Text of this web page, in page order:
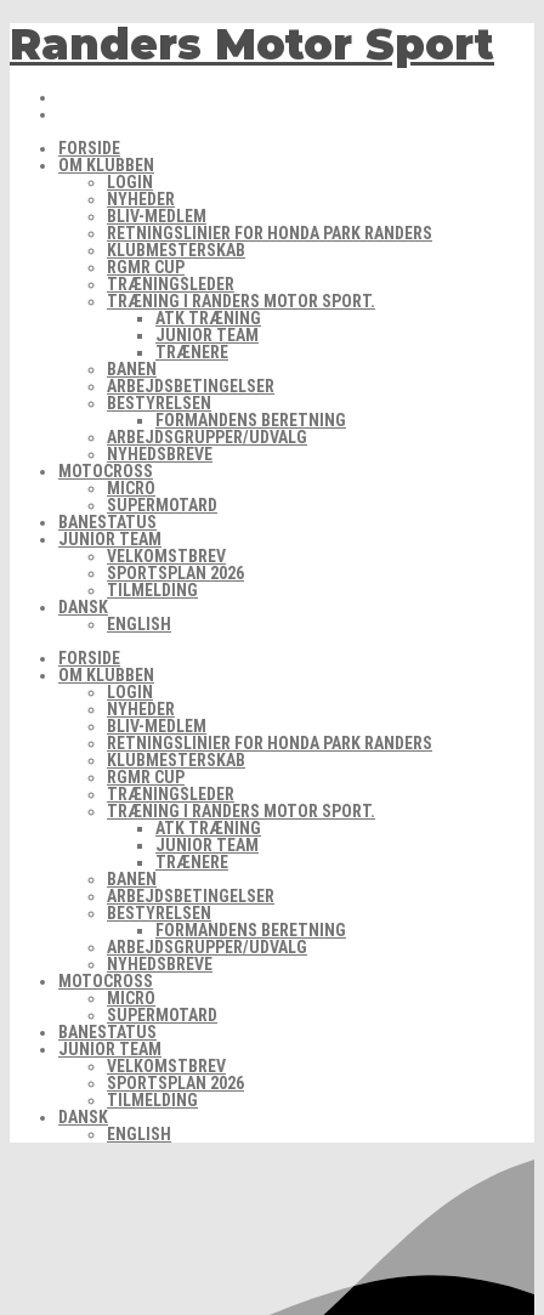
Skip
to
content
Randers Motor Sport
FORSIDE
OM KLUBBEN
LOGIN
NYHEDER
BLIV-MEDLEM
RETNINGSLINIER FOR HONDA PARK RANDERS
KLUBMESTERSKAB
RGMR CUP
TRÆNINGSLEDER
TRÆNING I RANDERS MOTOR SPORT.
ATK TRÆNING
JUNIOR TEAM
TRÆNERE
BANEN
ARBEJDSBETINGELSER
BESTYRELSEN
FORMANDENS BERETNING
ARBEJDSGRUPPER/UDVALG
NYHEDSBREVE
MOTOCROSS
MICRO
SUPERMOTARD
BANESTATUS
JUNIOR TEAM
VELKOMSTBREV
SPORTSPLAN 2026
TILMELDING
DANSK
ENGLISH
FORSIDE
OM KLUBBEN
LOGIN
NYHEDER
BLIV-MEDLEM
RETNINGSLINIER FOR HONDA PARK RANDERS
KLUBMESTERSKAB
RGMR CUP
TRÆNINGSLEDER
TRÆNING I RANDERS MOTOR SPORT.
ATK TRÆNING
JUNIOR TEAM
TRÆNERE
BANEN
ARBEJDSBETINGELSER
BESTYRELSEN
FORMANDENS BERETNING
ARBEJDSGRUPPER/UDVALG
NYHEDSBREVE
MOTOCROSS
MICRO
SUPERMOTARD
BANESTATUS
JUNIOR TEAM
VELKOMSTBREV
SPORTSPLAN 2026
TILMELDING
DANSK
ENGLISH